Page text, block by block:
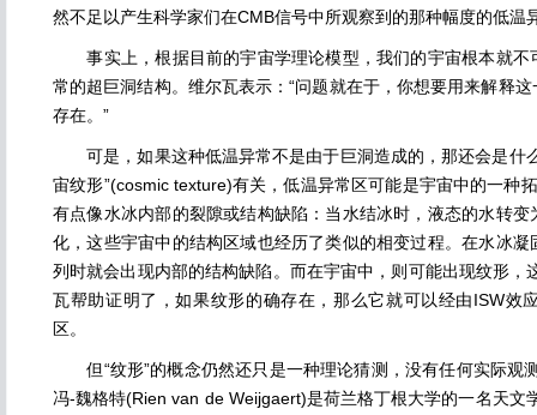
然不足以产生科学家们在CMB信号中所观察到的那种幅度的低温
事实上，根据目前的宇宙学理论模型，我们的宇宙根本就不
常的超巨洞结构。维尔瓦表示：“问题就在于，你想要用来解释
存在。”
可是，如果这种低温异常不是由于巨洞造成的，那还会是什
宙纹形”(cosmic texture)有关，低温异常区可能是宇宙中的一种
有点像水冰内部的裂隙或结构缺陷：当水结冰时，液态的水转
化，这些宇宙中的结构区域也经历了类似的相变过程。在水冰
列时就会出现内部的结构缺陷。而在宇宙中，则可能出现纹形，
瓦帮助证明了，如果纹形的确存在，那么它就可以经由ISW效
区。
但“纹形”的概念仍然还只是一种理论猜测，没有任何实际观
冯-魏格特(Rien van de Weijgaert)是荷兰格丁根大学的一名天文